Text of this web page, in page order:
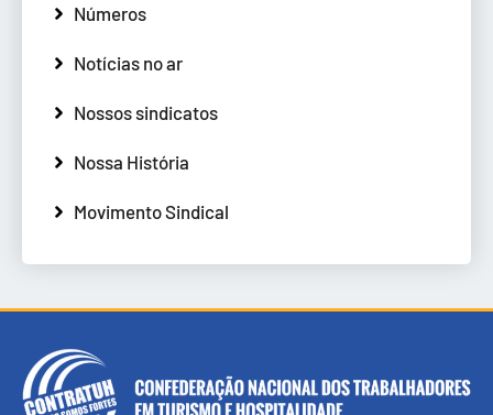
Números
Notícias no ar
Nossos sindicatos
Nossa História
Movimento Sindical